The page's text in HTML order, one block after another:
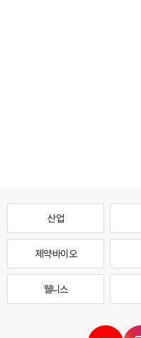
산업
제약·바이오
웰니스